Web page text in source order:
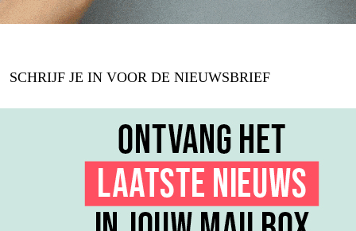
SCHRIJF JE IN VOOR DE NIEUWSBRIEF